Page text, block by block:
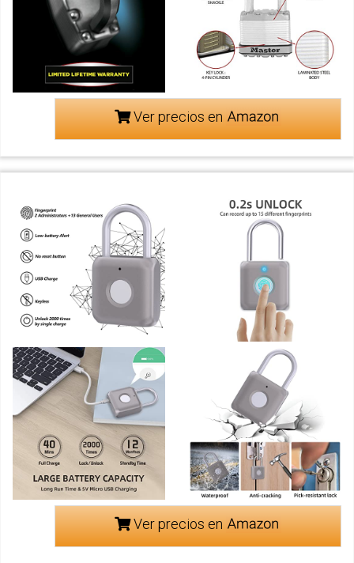
Ver precios en
Ver precios en